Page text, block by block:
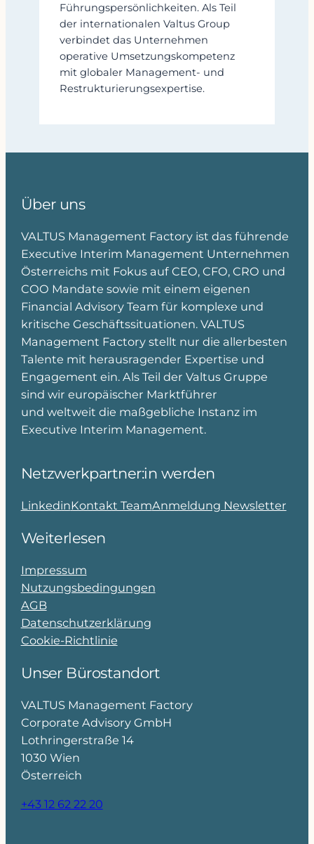
Führungspersönlichkeiten. Als Teil
der internationalen Valtus Group
verbindet das Unternehmen
operative Umsetzungskompetenz
mit globaler Management- und
Restrukturierungsexpertise.
Über uns
VALTUS Management Factory ist das führende
Executive Interim Management Unternehmen
Österreichs mit Fokus auf CEO, CFO, CRO und
COO Mandate sowie mit einem eigenen
Financial Advisory Team für komplexe und
kritische Geschäftssituationen. VALTUS
Management Factory stellt nur die allerbesten
Talente mit herausragender Expertise und
Engagement ein. Als Teil der Valtus Gruppe
sind wir europäischer Marktführer
und weltweit die maßgebliche Instanz im
Executive Interim Management.
Netzwerkpartner:in werden
LinkedinKontakt TeamAnmeldung Newsletter
Weiterlesen
Impressum
Nutzungsbedingungen
AGB
Datenschutzerklärung
Cookie-Richtlinie
Unser Bürostandort
VALTUS Management Factory
Corporate Advisory GmbH
Lothringerstraße 14
1030 Wien
Österreich
+43 12 62 22 20